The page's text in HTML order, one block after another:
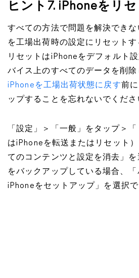
ヒント7. iPhoneをリ
すべての方法で問題を解決でき
を工場出荷時の設定にリセットす
リセットはiPhoneをデフォルト
バイス上のすべてのデータを削除
iPhoneを工場出荷状態に戻す前
ップすることを忘れないでくださ
「設定」＞「一般」をタップ＞
はiPhoneを転送またはリセット
てのコンテンツと設定を消去」
をバックアップしている場合、
iPhoneをセットアップ」を選択で